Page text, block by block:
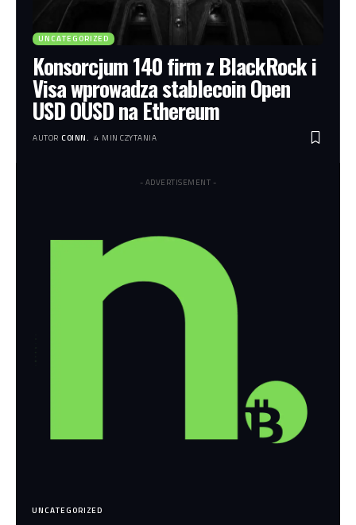
UNCATEGORIZED
Konsorcjum 140 firm z BlackRock i
Visa wprowadza stablecoin Open
USD OUSD na Ethereum
AUTOR COINN. 4 MIN CZYTANIA
- ADVERTISEMENT -
UNCATEGORIZED